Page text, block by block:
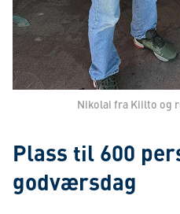
Nikolai fra Kiilto og
Plass til 600
godværsdag